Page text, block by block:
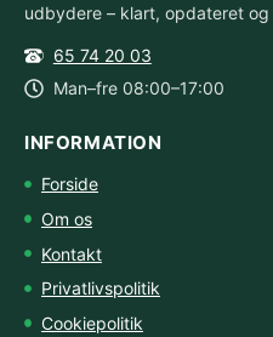
udbydere – klart, opdateret
65 74 20 03
Man–fre 08:00–17:00
INFORMATION
Forside
Om os
Kontakt
Privatlivspolitik
Cookiepolitik